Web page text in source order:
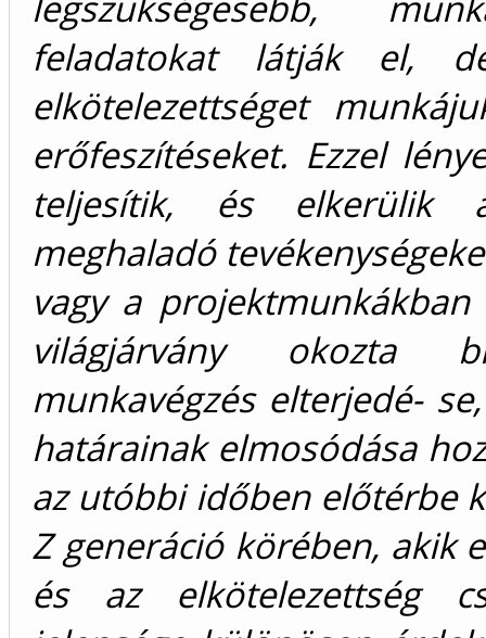
feladatokat látják el,
elkötelezettséget
erőfeszítéseket. Ezzel
teljesítik, és elkerülik
meghaladó
vagy a
világjárvány okozta
munkavégzés elterjedé-
határainak elmosódása
az utóbbi időben előtérbe
Z generáció körében, akik
és az elkötelezettség